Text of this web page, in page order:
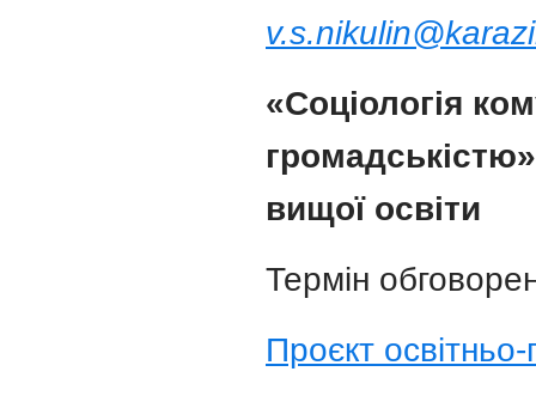
«Соціологія
вищої освіти
Термін
Проєкт